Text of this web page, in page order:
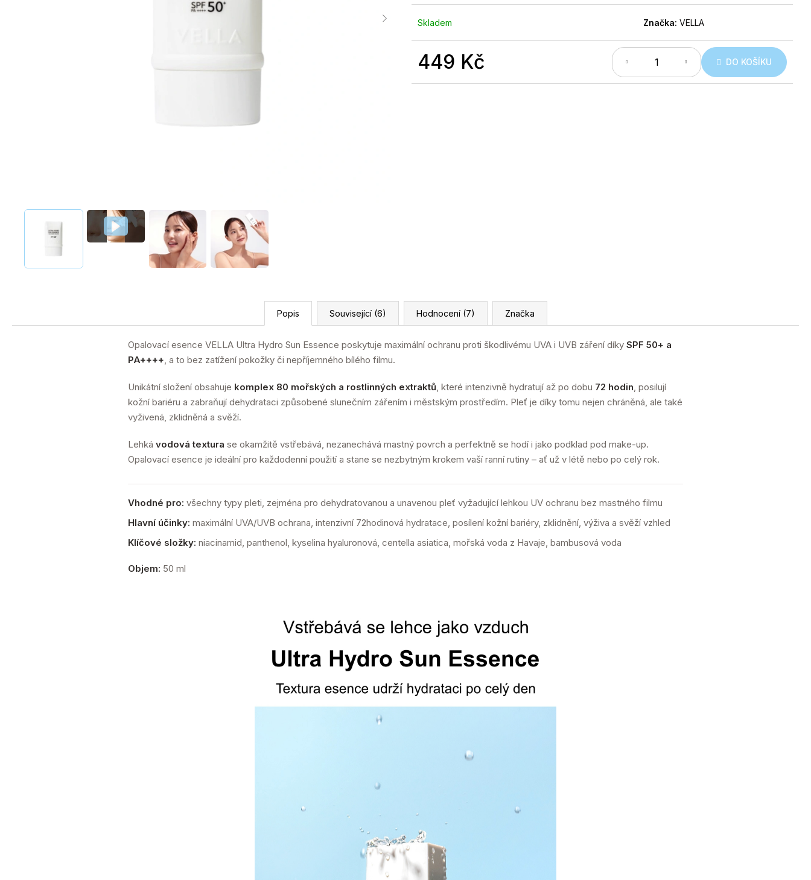
Skladem Značka: VELLA
449 Kč DO KOŠÍKU
Popis Související (6) Hodnocení (7) Značka
Opalovací esence VELLA Ultra Hydro Sun Essence poskytuje maximální ochranu proti škodlivému UVA i UVB záření díky SPF 50+ a
PA++++, a to bez zatížení pokožky či nepříjemného bílého filmu.
Unikátní složení obsahuje komplex 80 mořských a rostlinných extraktů, které intenzivně hydratují až po dobu 72 hodin, posilují
kožní bariéru a zabraňují dehydrataci způsobené slunečním zářením i městským prostředím. Pleť je díky tomu nejen chráněná, ale také
vyživená, zklidněná a svěží.
Lehká vodová textura se okamžitě vstřebává, nezanechává mastný povrch a perfektně se hodí i jako podklad pod make-up.
Opalovací esence je ideální pro každodenní použití a stane se nezbytným krokem vaší ranní rutiny – ať už v létě nebo po celý rok.
Vhodné pro: všechny typy pleti, zejména pro dehydratovanou a unavenou pleť vyžadující lehkou UV ochranu bez mastného filmu
Hlavní účinky: maximální UVA/UVB ochrana, intenzivní 72hodinová hydratace, posílení kožní bariéry, zklidnění, výživa a svěží vzhled
Klíčové složky: niacinamid, panthenol, kyselina hyaluronová, centella asiatica, mořská voda z Havaje, bambusová voda
Objem: 50 ml